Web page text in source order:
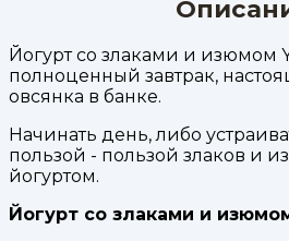
Йогурт со злаками и изюмом
полноценный завтрак,
овсянка в банке.
Начинать день, либо
пользой - пользой злаков и
йогуртом.
Йогурт со злаками и